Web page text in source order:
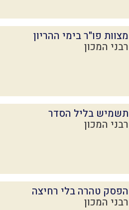
מצוות פו"ר בימי ההריון
רבני המכון
תשמיש בליל הסדר
רבני המכון
הפסק טהרה בלי רחיצה
רבני המכון